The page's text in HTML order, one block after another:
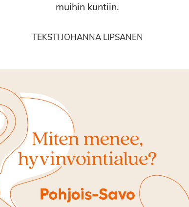
muihin kuntiin.
TEKSTI JOHANNA LIPSANEN